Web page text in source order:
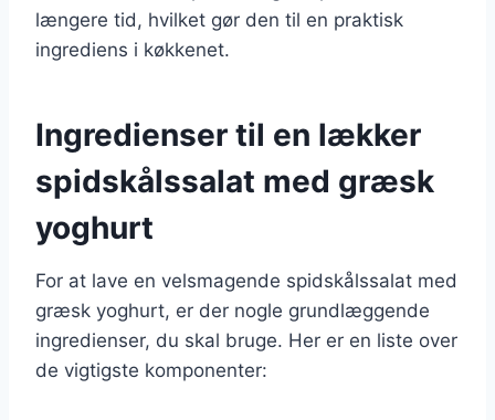
længere tid, hvilket gør den til en praktisk
ingrediens i køkkenet.
Ingredienser til en lækker
spidskålssalat med græsk
yoghurt
For at lave en velsmagende spidskålssalat med
græsk yoghurt, er der nogle grundlæggende
ingredienser, du skal bruge. Her er en liste over
de vigtigste komponenter: